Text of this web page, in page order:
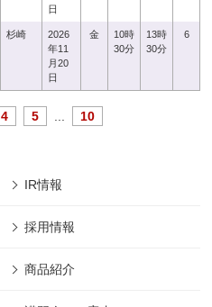
日
杉崎
2026
年11
月20
日
金
10時
30分
13時
30分
6
4 5 10
IR情報
採用情報
商品紹介